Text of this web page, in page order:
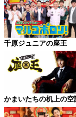
千原ジュニアの座王
かまいたちの机上の空